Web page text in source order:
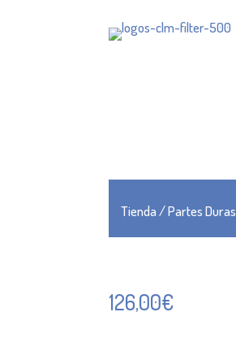
Tienda/Partes Duras
126,00€